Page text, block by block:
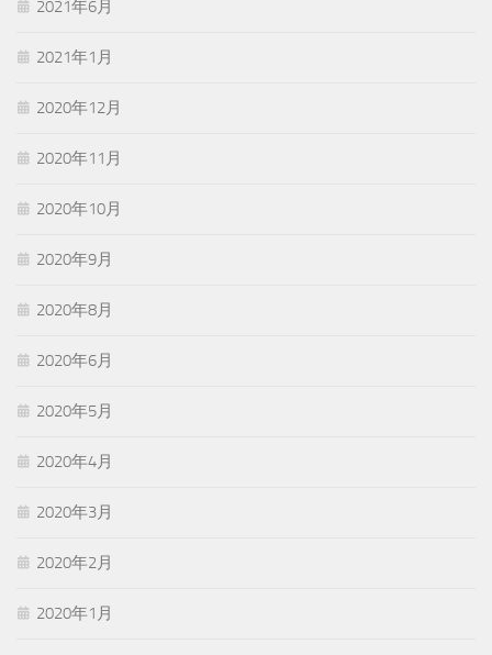
2021年6月
2021年1月
2020年12月
2020年11月
2020年10月
2020年9月
2020年8月
2020年6月
2020年5月
2020年4月
2020年3月
2020年2月
2020年1月